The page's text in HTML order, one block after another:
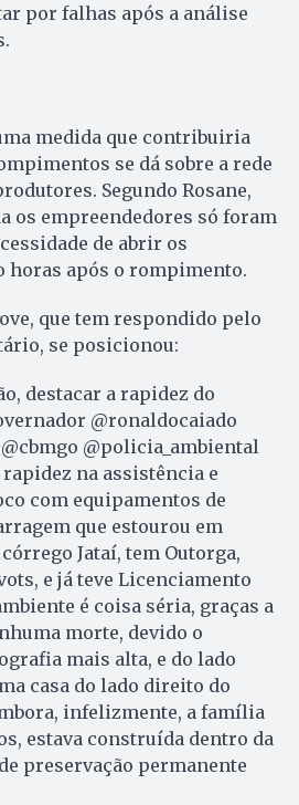
por falhas após a análise
medida que contribuiria
se dá sobre a rede
Segundo Rosane,
os empreendedores só foram
de abrir os
horas após o rompimento.
que tem respondido pelo
se posicionou:
destacar a rapidez do
@ronaldocaiado
@policia_ambiental
na assistência e
com equipamentos de
que estourou em
Jataí, tem Outorga,
e já teve Licenciamento
é coisa séria, graças a
morte, devido o
mais alta, e do lado
casa do lado direito do
infelizmente, a família
estava construída dentro da
preservação permanente